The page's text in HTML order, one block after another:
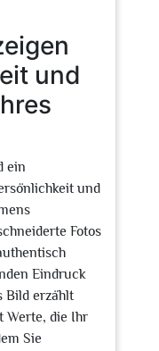
und
ein
und
Fotos
Eindruck
Bild erzählt
Werte, die Ihr
Sie